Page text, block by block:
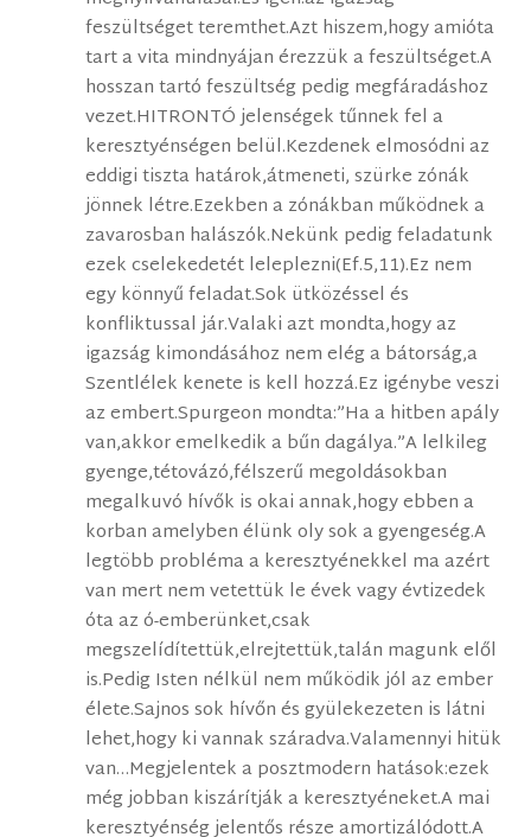
feszültséget teremthet.Azt hiszem,hogy amióta
tart a vita mindnyájan érezzük a feszültséget.A
hosszan tartó feszültség pedig megfáradáshoz
vezet.HITRONTÓ jelenségek tűnnek fel a
keresztyénségen belül.Kezdenek elmosódni az
eddigi tiszta határok,átmeneti, szürke zónák
jönnek létre.Ezekben a zónákban működnek a
zavarosban halászók.Nekünk pedig feladatunk
ezek cselekedetét leleplezni(Ef.5,11).Ez nem
egy könnyű feladat.Sok ütközéssel és
konfliktussal jár.Valaki azt mondta,hogy az
igazság kimondásához nem elég a bátorság,a
Szentlélek kenete is kell hozzá.Ez igénybe veszi
az embert.Spurgeon mondta:”Ha a hitben apály
van,akkor emelkedik a bűn dagálya.”A lelkileg
gyenge,tétovázó,félszerű megoldásokban
megalkuvó hívők is okai annak,hogy ebben a
korban amelyben élünk oly sok a gyengeség.A
legtöbb probléma a keresztyénekkel ma azért
van mert nem vetettük le évek vagy évtizedek
óta az ó-emberünket,csak
megszelídítettük,elrejtettük,talán magunk elől
is.Pedig Isten nélkül nem működik jól az ember
élete.Sajnos sok hívőn és gyülekezeten is látni
lehet,hogy ki vannak száradva.Valamennyi hitük
van…Megjelentek a posztmodern hatások:ezek
még jobban kiszárítják a keresztyéneket.A mai
keresztyénség jelentős része amortizálódott.A